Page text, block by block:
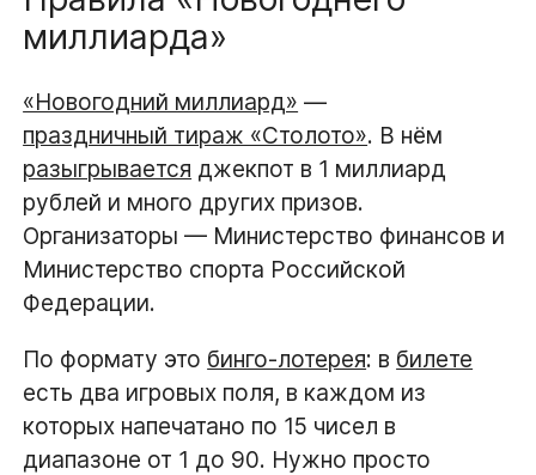
миллиарда»
«Новогодний миллиард» —
праздничный тираж «Столото». В нём
разыгрывается джекпот в 1 миллиард
рублей и много других призов.
Организаторы — Министерство финансов и
Министерство спорта Российской
Федерации.
По формату это бинго-лотерея: в билете
есть два игровых поля, в каждом из
которых напечатано по 15 чисел в
диапазоне от 1 до 90. Нужно просто